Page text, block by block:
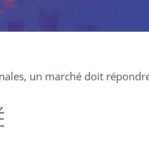
un marché doit